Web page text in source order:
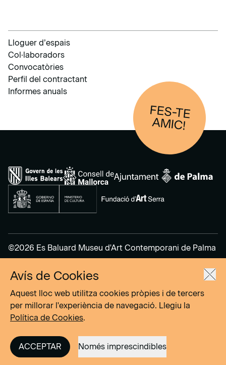
Lloguer d’espais
Col·laboradors
Convocatòries
Perfil del contractant
Informes anuals
FES-TE
AM
IC!
©2026 Es Baluard Museu d'Art Contemporani de Palma
Avís legal
Política de privacitat
Política de cookies
Site byDOMO–A
Avís de Cookies
Aquest lloc web utilitza cookies pròpies i de tercers
per millorar l'experiència de navegació. Llegiu la
Política de Cookies.
ACCEPTAR Només imprescindibles